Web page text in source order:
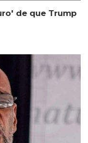
de que Trump